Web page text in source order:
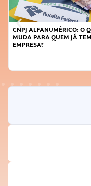
CNPJ ALFANUMÉRICO: O
MUDA PARA QUEM JÁ TEM
EMPRESA?